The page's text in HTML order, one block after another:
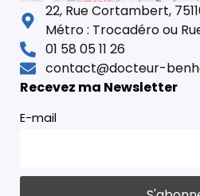
22, Rue Cortambert,
Métro : Trocadéro ou
01 58 05 11 26
contact@docteur-
Recevez ma Newsletter
E-mail